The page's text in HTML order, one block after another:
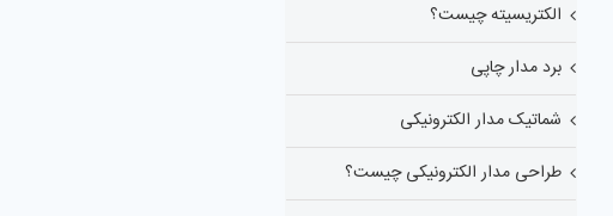
الکتریسیته چیست؟
برد مدار چاپی
شماتیک مدار الکترونیکی
طراحی مدار الکترونیکی چیست؟